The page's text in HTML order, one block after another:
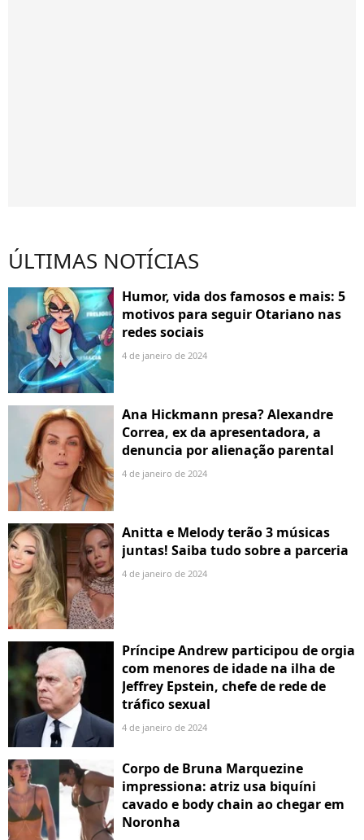
ÚLTIMAS NOTÍCIAS
Humor, vida dos famosos e mais: 5
motivos para seguir Otariano nas
redes sociais
4 de janeiro de 2024
Ana Hickmann presa? Alexandre
Correa, ex da apresentadora, a
denuncia por alienação parental
4 de janeiro de 2024
Anitta e Melody terão 3 músicas
juntas! Saiba tudo sobre a parceria
4 de janeiro de 2024
Príncipe Andrew participou de orgia
com menores de idade na ilha de
Jeffrey Epstein, chefe de rede de
tráfico sexual
4 de janeiro de 2024
Corpo de Bruna Marquezine
impressiona: atriz usa biquíni
cavado e body chain ao chegar em
Noronha